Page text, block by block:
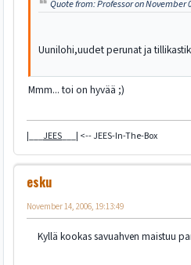
Quote from: Professor on November
Uunilohi,uudet perunat ja
Mmm... toi on hyvää ;)
|___JEES___| <-- JEES-In-The-Box
esku
November 14, 2006, 19:13:49
Kyllä kookas savuahven maistuu